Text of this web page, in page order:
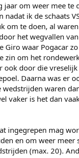
jaar om weer mee te
nadat ik de schaats
om te doen, al
het wegvallen
Giro waar Pogacar
zin om het
ook door die
Daarna was er
wedstrijden waren
vaker is het dan
ingegrepen mag
en om weer meer
(max. 20).